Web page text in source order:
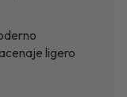
ligero